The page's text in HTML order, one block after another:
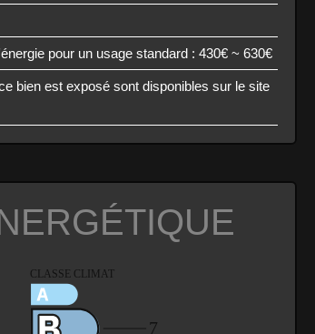
pour un usage standard : 430€ ~ 630€
bien est exposé sont disponibles sur le site